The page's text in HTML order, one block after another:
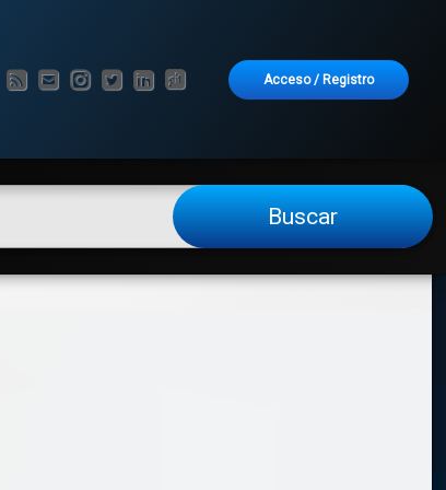
RSSCorreo electrónico
Instagram
TwitterLinkedIn
GitHub Acceso/ Registro